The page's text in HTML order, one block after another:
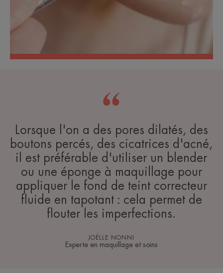
Lorsque l'on a des pores dilatés, des
boutons percés, des cicatrices d'acné,
il est préférable d'utiliser un blender
ou une éponge à maquillage pour
appliquer le fond de teint correcteur
fluide en tapotant : cela permet de
flouter les imperfections.
JOËLLE NONNI
Experte en maquillage et soins